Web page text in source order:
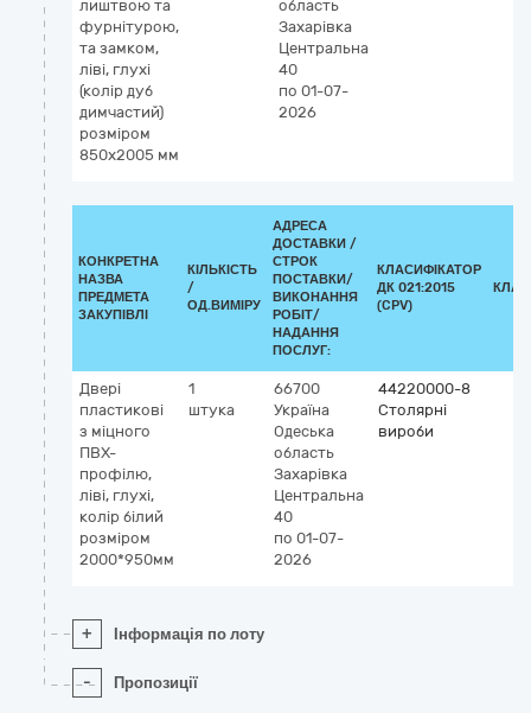
лиштвою та
фурнітурою,
та замком,
ліві, глухі
(колір дуб
димчастий)
розміром
850х2005 мм
область
Захарівка
Центральна
40
по 01-07-
2026
КОНКРЕТНА
НАЗВА
ПРЕДМЕТА
ЗАКУПІВЛІ
КІЛЬКІСТЬ
/
ОД.ВИМІРУ
АДРЕСА
ДОСТАВКИ /
СТРОК
ПОСТАВКИ/
ВИКОНАННЯ
РОБІТ/
НАДАННЯ
ПОСЛУГ:
КЛАСИФІКАТОР
ДК 021:2015
(CPV)
Двері
пластикові
з міцного
ПВХ-
профілю,
ліві, глухі,
колір білий
розміром
2000*950мм
1
штука
66700
Україна
Одеська
область
Захарівка
Центральна
40
по 01-07-
2026
44220000-8
Столярні
вироби
+ Інформація по лоту
- Пропозиції